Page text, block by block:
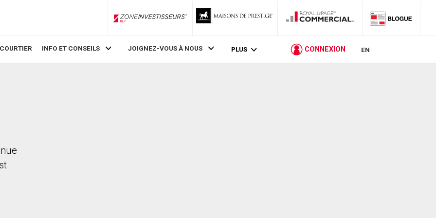
ZoneInvestisseurs RLP
INFO ET CONSEILS JOIGNEZ-VOUS À NOUS PLUS CONNEXION EN